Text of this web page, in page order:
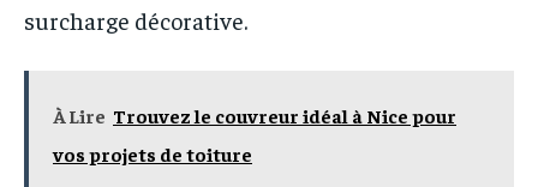
surcharge décorative.
À Lire Trouvez le couvreur idéal à Nice pour
vos projets de toiture